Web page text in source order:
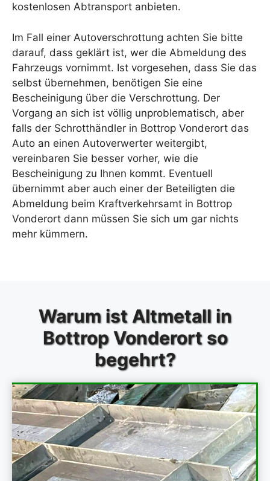
kostenlosen Abtransport anbieten.
Im Fall einer Autoverschrottung achten Sie bitte
darauf, dass geklärt ist, wer die Abmeldung des
Fahrzeugs vornimmt. Ist vorgesehen, dass Sie das
selbst übernehmen, benötigen Sie eine
Bescheinigung über die Verschrottung. Der
Vorgang an sich ist völlig unproblematisch, aber
falls der Schrotthändler in Bottrop Vonderort das
Auto an einen Autoverwerter weitergibt,
vereinbaren Sie besser vorher, wie die
Bescheinigung zu Ihnen kommt. Eventuell
übernimmt aber auch einer der Beteiligten die
Abmeldung beim Kraftverkehrsamt in Bottrop
Vonderort dann müssen Sie sich um gar nichts
mehr kümmern.
Warum ist Altmetall in
Bottrop Vonderort so
begehrt?